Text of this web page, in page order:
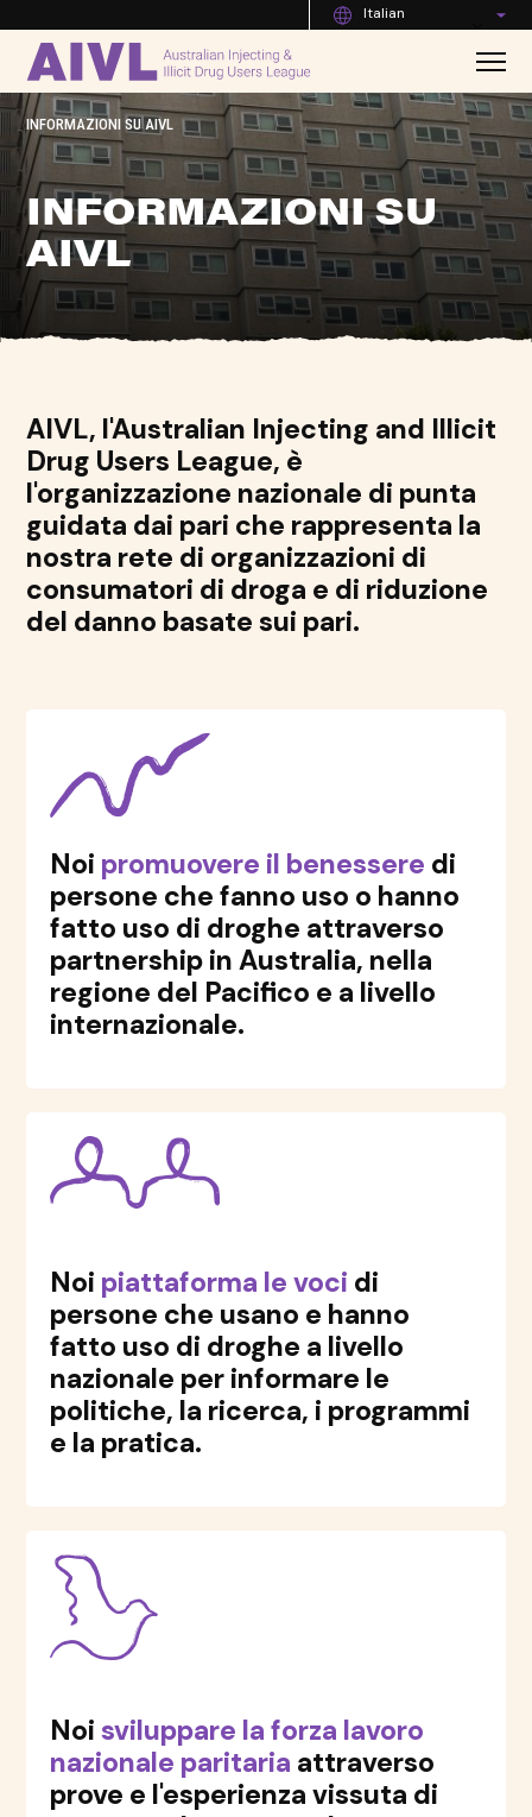
Italian
INFORMAZIONI SU AIVL
INFORMAZIONI SU
AIVL
AIVL, l'Australian Injecting and Illicit
Drug Users League, è
l'organizzazione nazionale di punta
guidata dai pari che rappresenta la
nostra rete di organizzazioni di
consumatori di droga e di riduzione
del danno basate sui pari.
Noi promuovere il benessere di
persone che fanno uso o hanno
fatto uso di droghe attraverso
partnership in Australia, nella
regione del Pacifico e a livello
internazionale.
Noi piattaforma le voci di
persone che usano e hanno
fatto uso di droghe a livello
nazionale per informare le
politiche, la ricerca, i programmi
e la pratica.
Noi sviluppare la forza lavoro
nazionale paritaria attraverso
prove e l'esperienza vissuta di